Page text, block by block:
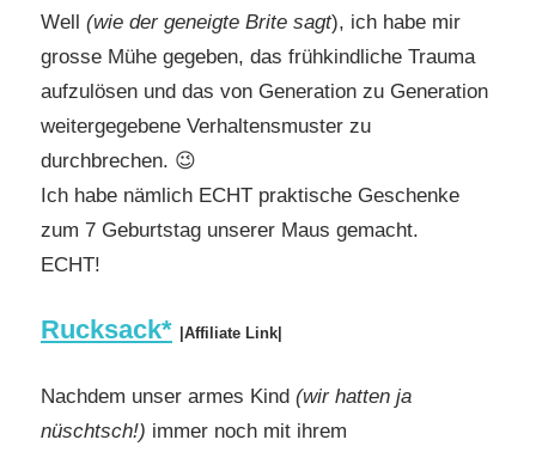
Well (wie der geneigte Brite sagt), ich habe mir
grosse Mühe gegeben, das frühkindliche Trauma
aufzulösen und das von Generation zu Generation
weitergegebene Verhaltensmuster zu
durchbrechen. 😉
Ich habe nämlich ECHT praktische Geschenke
zum 7 Geburtstag unserer Maus gemacht.
ECHT!
Rucksack* |Affiliate Link|
Nachdem unser armes Kind (wir hatten ja
nüschtsch!) immer noch mit ihrem